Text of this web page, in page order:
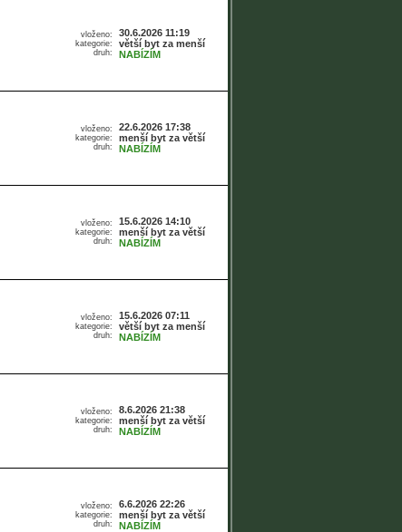
vloženo:
kategorie:
druh:
30.6.2026 11:19
větší byt za menší
NABÍZÍM
vloženo:
kategorie:
druh:
22.6.2026 17:38
menší byt za větší
NABÍZÍM
vloženo:
kategorie:
druh:
15.6.2026 14:10
menší byt za větší
NABÍZÍM
vloženo:
kategorie:
druh:
15.6.2026 07:11
větší byt za menší
NABÍZÍM
vloženo:
kategorie:
druh:
8.6.2026 21:38
menší byt za větší
NABÍZÍM
vloženo:
kategorie:
druh:
6.6.2026 22:26
menší byt za větší
NABÍZÍM